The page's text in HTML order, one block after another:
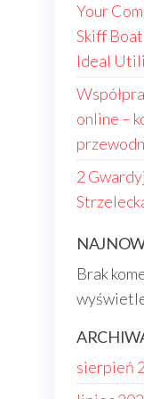
Your
Skiff
Ideal
online –
2
Brak
sierpień